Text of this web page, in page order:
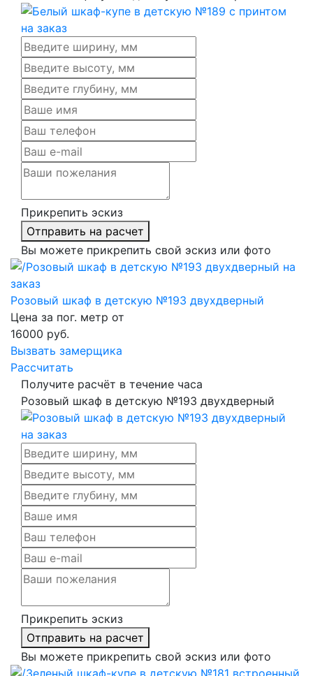
Прикрепить эскиз
Отправить на расчет
Вы можете прикрепить свой эскиз или фото
Розовый шкаф в детскую №193 двухдверный
Цена за пог. метр от
16000 руб.
Вызвать замерщика
Рассчитать
Получите расчёт в течение часа
Розовый шкаф в детскую №193 двухдверный
Прикрепить эскиз
Отправить на расчет
Вы можете прикрепить свой эскиз или фото